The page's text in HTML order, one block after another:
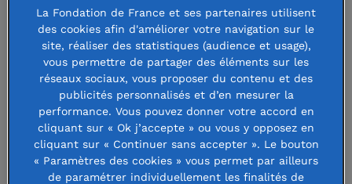
ancrée dans les territoires
« Enclavement », « campagnes en déclin »… ces
expressions qui ont marqué l’année 2019 disent
toutes la même chose : une partie significative des
Français se sent abandonnée. Pour redynamiser ces
territoires, la communauté philanthropique se
mobilise. Et des initiatives porteuses d’espoir
fleurissent de toute part.
La Fondation de France et ses partenaires utilisent
des cookies afin d'améliorer votre navigation sur le
site, réaliser des statistiques (audience et usage),
vous permettre de partager des éléments sur les
réseaux sociaux, vous proposer du contenu et des
publicités personnalisés et d’en mesurer la
performance. Vous pouvez donner votre accord en
cliquant sur « Ok j’accepte » ou vous y opposez en
cliquant sur « Continuer sans accepter ». Le bouton
« Paramètres des cookies » vous permet par ailleurs
de paramétrer individuellement les finalités de